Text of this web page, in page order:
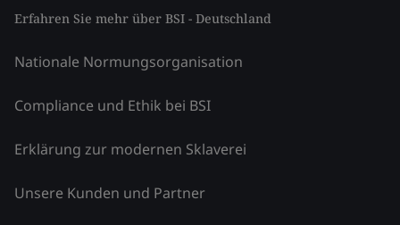
Erfahren Sie mehr über BSI - Deutschland
Nationale Normungsorganisation
Compliance und Ethik bei BSI
Erklärung zur modernen Sklaverei
Unsere Kunden und Partner